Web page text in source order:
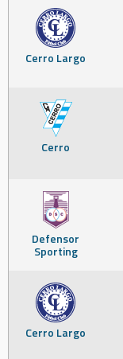
Cerro Largo
Cerro
Defensor
Sporting
Cerro Largo